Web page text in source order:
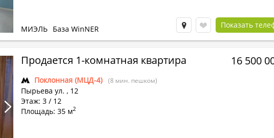
МИЭЛЬ База WinNER Показать
Продается 1-комнатная квартира
Поклонная (МЦД-4) (8 мин. пешком)
Пырьева ул. , 12
Этаж: 3 / 12
Площадь: 35 м2
16 500